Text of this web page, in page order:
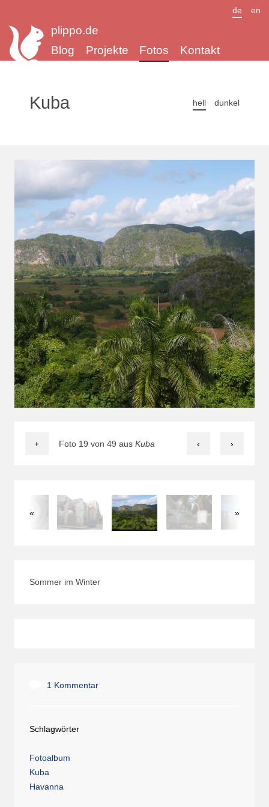
plippo.de
Blog
Projekte Fotos Kontakt
de en
Kuba hell dunkel
Foto 19 von 49 aus Kuba
+ ‹ ›
« »
Sommer im Winter
1 Kommentar
Schlagwörter
Fotoalbum
Kuba
Havanna